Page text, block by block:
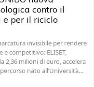
contro il
e per il riciclo
invisibile per rendere
e competitivo: ELISET,
2,36 milioni di euro, accelera
nato all’Università…